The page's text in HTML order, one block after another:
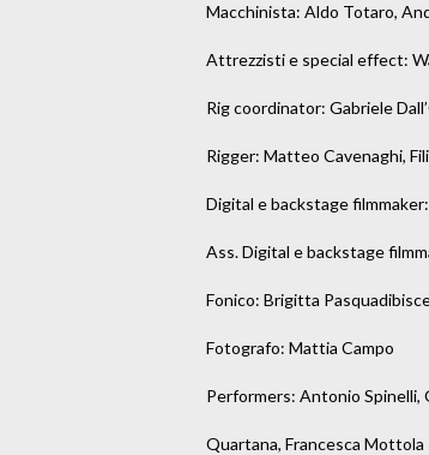
Macchinista: Aldo Totaro,
Attrezzisti e special effect:
Rig coordinator: Gabriele
Rigger: Matteo Cavenaghi,
Digital e backstage
Ass. Digital e backstage
Fonico: Brigitta
Fotografo: Mattia Campo
Performers: Antonio Spinelli,
Quartana, Francesca Mottola